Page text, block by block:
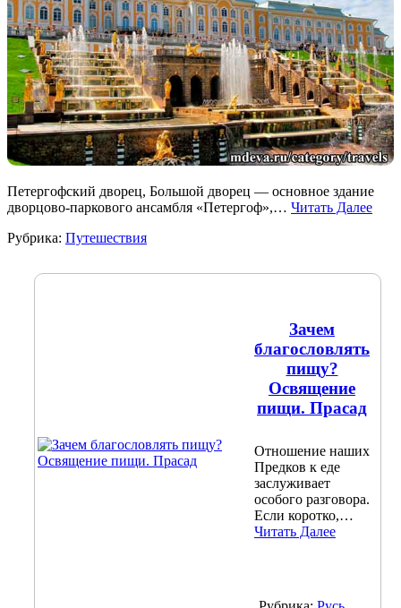
Петергофский дворец, Большой дворец — основное здание
дворцово-паркового ансамбля «Петергоф»,… Читать Далее
Рубрика: Путешествия
Зачем
благословлять
пищу?
Освящение
пищи. Прасад
Отношение наших
Предков к еде
заслуживает
особого разговора.
Если коротко,…
Читать Далее